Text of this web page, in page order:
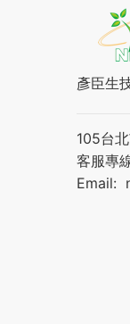
彥臣生
105台
客服專
Email: